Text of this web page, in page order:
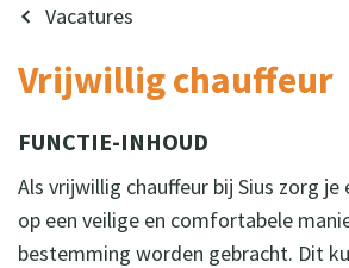
Vacatures
Vrijwillig chauffeur
FUNCTIE-INHOUD
Als vrijwillig chauffeur bij Sius zorg
op een veilige en comfortabele
bestemming worden gebracht. Dit